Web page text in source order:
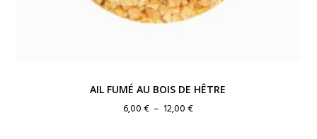
AIL FUMÉ AU BOIS DE HÊTRE
6,00€ – 12,00€Plage